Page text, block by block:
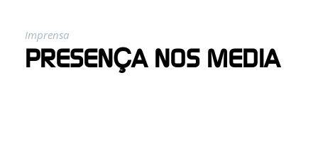
Imprensa
PRESENÇA NOS MEDIA